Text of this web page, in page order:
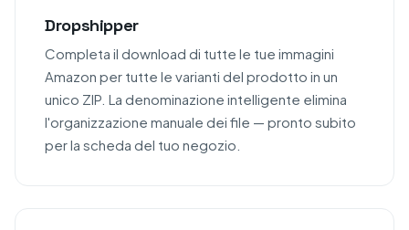
Dropshipper
Completa il download di tutte le tue immagini
Amazon per tutte le varianti del prodotto in un
unico ZIP. La denominazione intelligente elimina
l'organizzazione manuale dei file — pronto subito
per la scheda del tuo negozio.